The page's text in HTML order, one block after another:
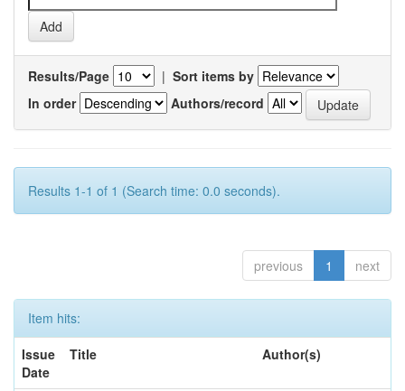
Results/Page | Sort items by
In order
Authors/record
Results 1-1 of 1 (Search time: 0.0 seconds).
previous 1 next
Item hits:
Issue
Date
Title Author(s)